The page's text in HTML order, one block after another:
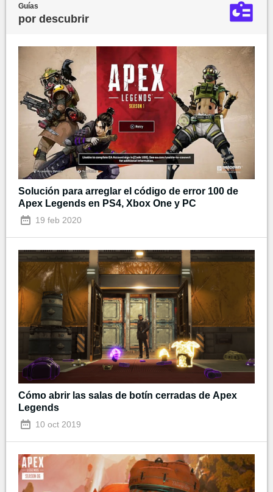
Guías
por descubrir
Solución para arreglar el código de error 100 de
Apex Legends en PS4, Xbox One y PC
19 feb 2020
Cómo abrir las salas de botín cerradas de Apex
Legends
10 oct 2019